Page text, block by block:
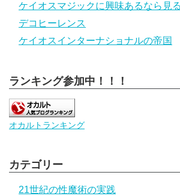
ケイオスマジックに興味あるなら見
デコヒーレンス
ケイオスインターナショナルの帝国
ランキング参加中！！！
オカルトランキング
カテゴリー
21世紀の性魔術の実践